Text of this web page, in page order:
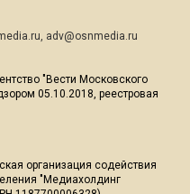
, adv@osnmedia.ru
"Вести Московского
05.10.2018, реестровая
организация содействия
"Медиахолдинг